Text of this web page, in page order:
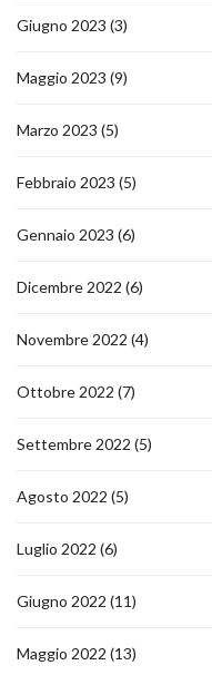
Giugno 2023 (3)
Maggio 2023 (9)
Marzo 2023 (5)
Febbraio 2023 (5)
Gennaio 2023 (6)
Dicembre 2022 (6)
Novembre 2022 (4)
Ottobre 2022 (7)
Settembre 2022 (5)
Agosto 2022 (5)
Luglio 2022 (6)
Giugno 2022 (11)
Maggio 2022 (13)